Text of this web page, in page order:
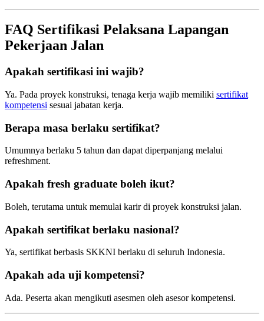
FAQ Sertifikasi Pelaksana Lapangan
Pekerjaan Jalan
Apakah sertifikasi ini wajib?
Ya. Pada proyek konstruksi, tenaga kerja wajib memiliki sertifikat
kompetensi sesuai jabatan kerja.
Berapa masa berlaku sertifikat?
Umumnya berlaku 5 tahun dan dapat diperpanjang melalui
refreshment.
Apakah fresh graduate boleh ikut?
Boleh, terutama untuk memulai karir di proyek konstruksi jalan.
Apakah sertifikat berlaku nasional?
Ya, sertifikat berbasis SKKNI berlaku di seluruh Indonesia.
Apakah ada uji kompetensi?
Ada. Peserta akan mengikuti asesmen oleh asesor kompetensi.